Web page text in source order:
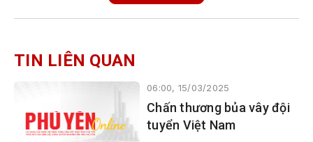
TIN LIÊN QUAN
06:00, 15/03/2025
Chấn thương bủa vây đội
tuyển Việt Nam